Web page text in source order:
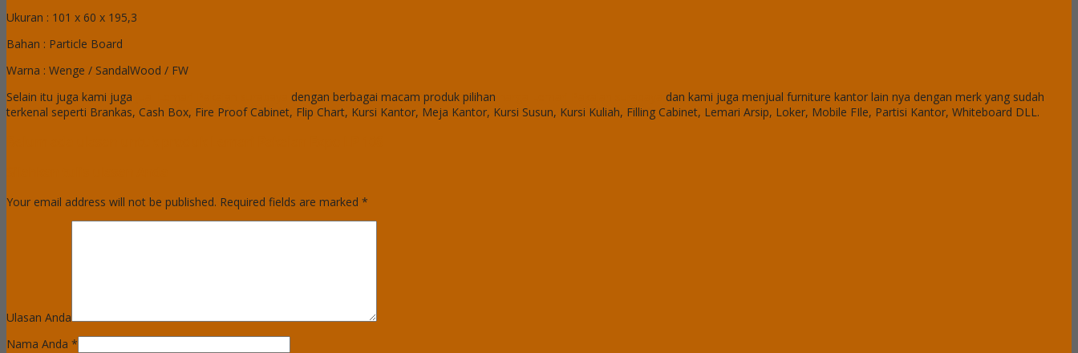
Ukuran : 101 x 60 x 195,3
Bahan : Particle Board
Warna : Wenge / SandalWood / FW
Selain itu juga kami juga
dengan berbagai macam produk pilihan
dan kami juga menjual furniture kantor lain nya dengan merk yang sudah
terkenal seperti Brankas, Cash Box, Fire Proof Cabinet, Flip Chart, Kursi Kantor, Meja Kantor, Kursi Susun, Kursi Kuliah, Filling Cabinet, Lemari Arsip, Loker, Mobile FIle, Partisi Kantor, Whiteboard DLL.
Your email address will not be published. Required fields are marked *
Ulasan Anda
Nama Anda *